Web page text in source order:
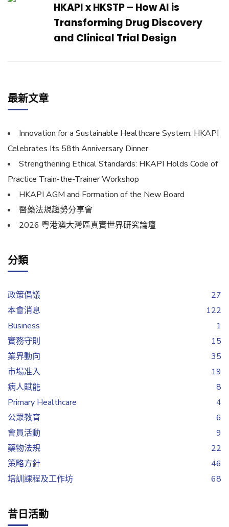
HKAPI x HKSTP – How AI is
Transforming Drug Discovery
and Clinical Trial Design
最新文章
Innovation for a Sustainable Healthcare System: HKAPI
Celebrates Its 58th Anniversary Dinner
Strengthening Ethical Standards: HKAPI Holds Code of
Practice Train-the-Trainer Workshop
HKAPI AGM and Formation of the New Board
醫藥法規趨勢分享會
2026 粵港澳大灣區真實世界研究論壇
分類
政策倡議
27
本會消息
122
Business
1
實務守則
15
業界動向
35
市場准入
19
病人賦能
8
Primary Healthcare
4
公眾教育
6
會員活動
9
藥物法規
22
策略方針
46
培訓課程及工作坊
68
昔日活動